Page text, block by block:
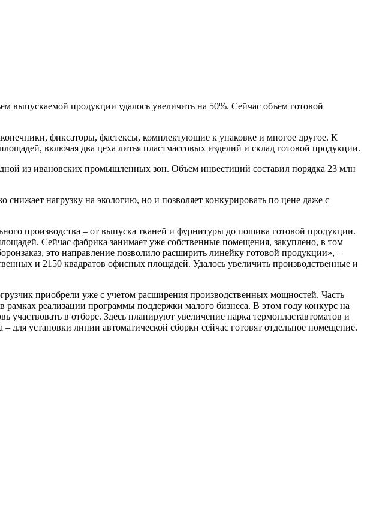
выпускаемой продукции удалось увеличить на 50%. Сейчас объем готовой
фиксаторы, фастексы, комплектующие к упаковке и многое другое. К
включая два цеха литья пластмассовых изделий и склад готовой продукции.
из ивановских промышленных зон. Объем инвестиций составил порядка 23 млн
снижает нагрузку на экологию, но и позволяет конкурировать по цене даже с
производства – от выпуска тканей и фурнитуры до пошива готовой продукции.
Сейчас фабрика занимает уже собственные помещения, закуплено, в том
это направление позволило расширить линейку готовой продукции», –
и 2150 квадратов офисных площадей. Удалось увеличить производственные и
приобрели уже с учетом расширения производственных мощностей. Часть
рамках реализации программы поддержки малого бизнеса. В этом году конкурс на
в отборе. Здесь планируют увеличение парка термопластавтоматов и
для установки линии автоматической сборки сейчас готовят отдельное помещение.